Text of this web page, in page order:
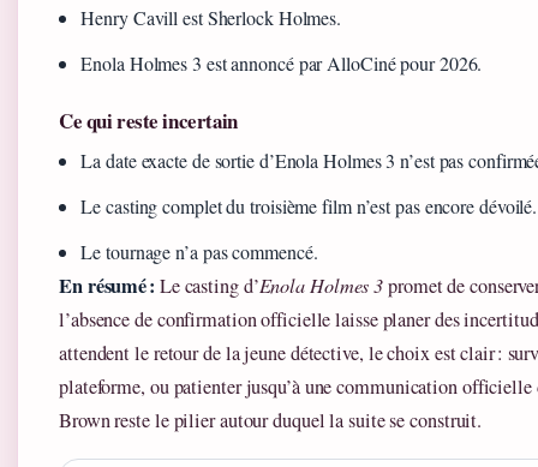
Henry Cavill est Sherlock Holmes.
Enola Holmes 3 est annoncé par AlloCiné pour 2026.
Ce qui reste incertain
La date exacte de sortie d’Enola Holmes 3 n’est pas
Le casting complet du troisième film n’est pas encore dévoilé.
Le tournage n’a pas commencé.
En résumé : Le casting d’Enola Holmes 3promet de
l’absence de confirmation officielle laisse planer des
attendent le retour de la jeune détective, le choix est clair :
plateforme, ou patienter jusqu’à une communication
Brown reste le pilier autour duquel la suite se construit.